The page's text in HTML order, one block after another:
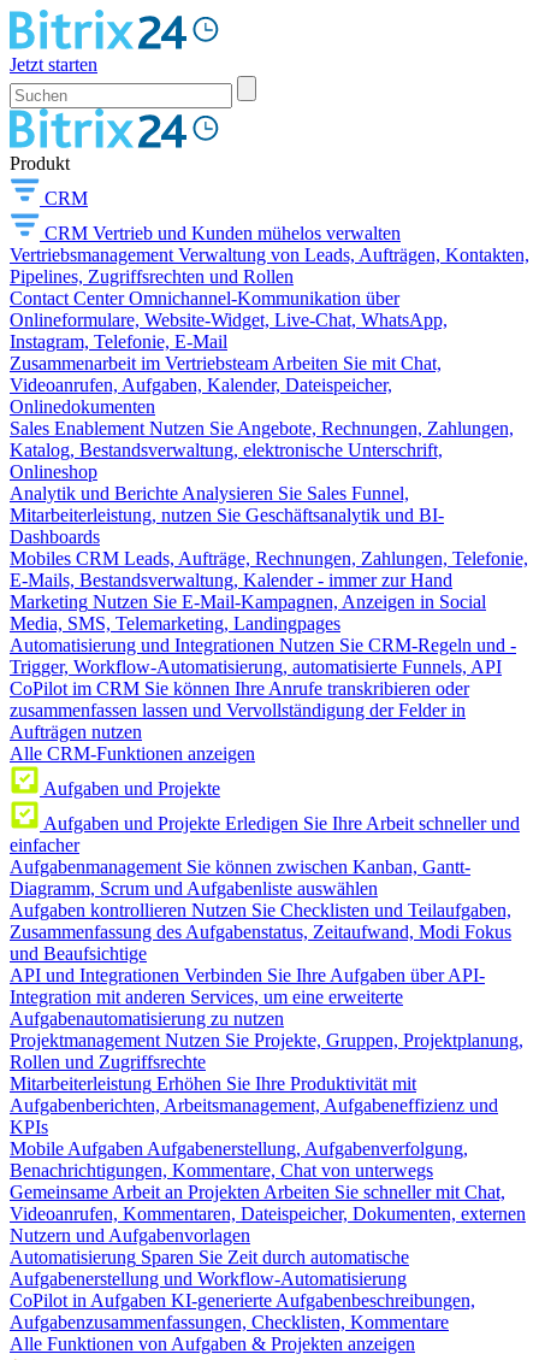
Jetzt starten
Produkt
CRM
CRM Vertrieb und Kunden mühelos verwalten
Vertriebsmanagement Verwaltung von Leads, Aufträgen, Kontakten,
Pipelines, Zugriffsrechten und Rollen
Contact Center Omnichannel-Kommunikation über
Onlineformulare, Website-Widget, Live-Chat, WhatsApp,
Instagram, Telefonie, E-Mail
Zusammenarbeit im Vertriebsteam Arbeiten Sie mit Chat,
Videoanrufen, Aufgaben, Kalender, Dateispeicher,
Onlinedokumenten
Sales Enablement Nutzen Sie Angebote, Rechnungen, Zahlungen,
Katalog, Bestandsverwaltung, elektronische Unterschrift,
Onlineshop
Analytik und Berichte Analysieren Sie Sales Funnel,
Mitarbeiterleistung, nutzen Sie Geschäftsanalytik und BI-
Dashboards
Mobiles CRM Leads, Aufträge, Rechnungen, Zahlungen, Telefonie,
E-Mails, Bestandsverwaltung, Kalender - immer zur Hand
Marketing Nutzen Sie E-Mail-Kampagnen, Anzeigen in Social
Media, SMS, Telemarketing, Landingpages
Automatisierung und Integrationen Nutzen Sie CRM-Regeln und -
Trigger, Workflow-Automatisierung, automatisierte Funnels, API
CoPilot im CRM Sie können Ihre Anrufe transkribieren oder
zusammenfassen lassen und Vervollständigung der Felder in
Aufträgen nutzen
Alle CRM-Funktionen anzeigen
Aufgaben und Projekte
Aufgaben und Projekte Erledigen Sie Ihre Arbeit schneller und
einfacher
Aufgabenmanagement Sie können zwischen Kanban, Gantt-
Diagramm, Scrum und Aufgabenliste auswählen
Aufgaben kontrollieren Nutzen Sie Checklisten und Teilaufgaben,
Zusammenfassung des Aufgabenstatus, Zeitaufwand, Modi Fokus
und Beaufsichtige
API und Integrationen Verbinden Sie Ihre Aufgaben über API-
Integration mit anderen Services, um eine erweiterte
Aufgabenautomatisierung zu nutzen
Projektmanagement Nutzen Sie Projekte, Gruppen, Projektplanung,
Rollen und Zugriffsrechte
Mitarbeiterleistung Erhöhen Sie Ihre Produktivität mit
Aufgabenberichten, Arbeitsmanagement, Aufgabeneffizienz und
KPIs
Mobile Aufgaben Aufgabenerstellung, Aufgabenverfolgung,
Benachrichtigungen, Kommentare, Chat von unterwegs
Gemeinsame Arbeit an Projekten Arbeiten Sie schneller mit Chat,
Videoanrufen, Kommentaren, Dateispeicher, Dokumenten, externen
Nutzern und Aufgabenvorlagen
Automatisierung Sparen Sie Zeit durch automatische
Aufgabenerstellung und Workflow-Automatisierung
CoPilot in Aufgaben KI-generierte Aufgabenbeschreibungen,
Aufgabenzusammenfassungen, Checklisten, Kommentare
Alle Funktionen von Aufgaben & Projekten anzeigen